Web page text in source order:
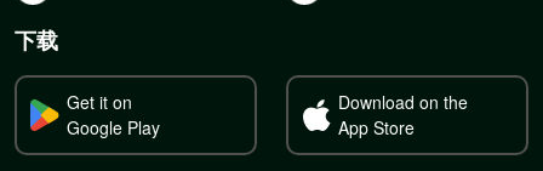
下载
Get it on
Google Play
Download on the
App Store